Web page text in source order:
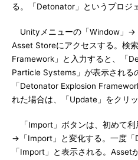
る。「Detonator」というプロジ
Unityメニューの「Window」→
Asset Storeにアクセスする。検
Framework」と入力すると、「
Particle Systems」が表示される
「Detonator Explosion
れた場合は、「Update」をクリッ
「Import」ボタンは、初めて利
→「Import」と変化する。一度「
「Import」と表示される。Asset